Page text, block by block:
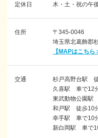
定休日 木・土・祝の午
住所
〒345-0046
埼玉県北葛飾郡
【MAPはこちら
交通
杉戸高野台駅
久喜駅 車で12
東武動物公園駅
和戸駅 徒歩10
幸手駅 車で10
新白岡駅 車で